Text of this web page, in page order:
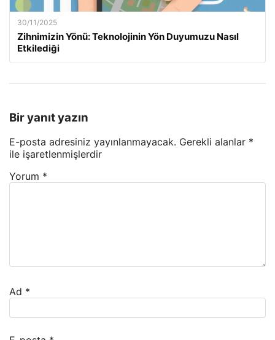
30/11/2025
Zihnimizin Yönü: Teknolojinin Yön Duyumuzu Nasıl
Etkilediği
Bir yanıt yazın
E-posta adresiniz yayınlanmayacak. Gerekli alanlar *
ile işaretlenmişlerdir
Yorum *
Ad *